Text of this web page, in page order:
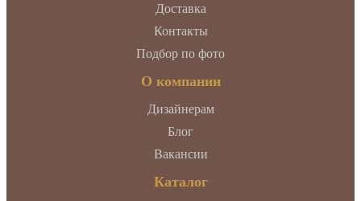
Доставка
Контакты
Подбор по фото
О компании
Дизайнерам
Блог
Вакансии
Каталог